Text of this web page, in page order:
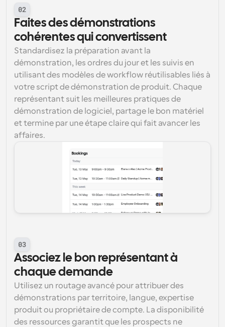
02
Faites des démonstrations
cohérentes qui convertissent
Standardisez la préparation avant la
démonstration, les ordres du jour et les suivis en
utilisant des modèles de workflow réutilisables liés à
votre script de démonstration de produit. Chaque
représentant suit les meilleures pratiques de
démonstration de logiciel, partage le bon matériel
et termine par une étape claire qui fait avancer les
affaires.
03
Associez le bon représentant à
chaque demande
Utilisez un routage avancé pour attribuer des
démonstrations par territoire, langue, expertise
produit ou propriétaire de compte. La disponibilité
des ressources garantit que les prospects ne